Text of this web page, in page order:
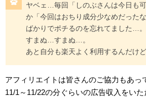
ヤベェ…毎回「しのぶさんは今日も
か「今回はおちり成分少なめだった
ばかりでポチるのを忘れてました…。
すまぬ…すまぬ…。
あと自分も楽天よく利用するんだけ
アフィリエイトは皆さんのご協力もあっ
11/1～11/22の分ぐらいの広告収入をい